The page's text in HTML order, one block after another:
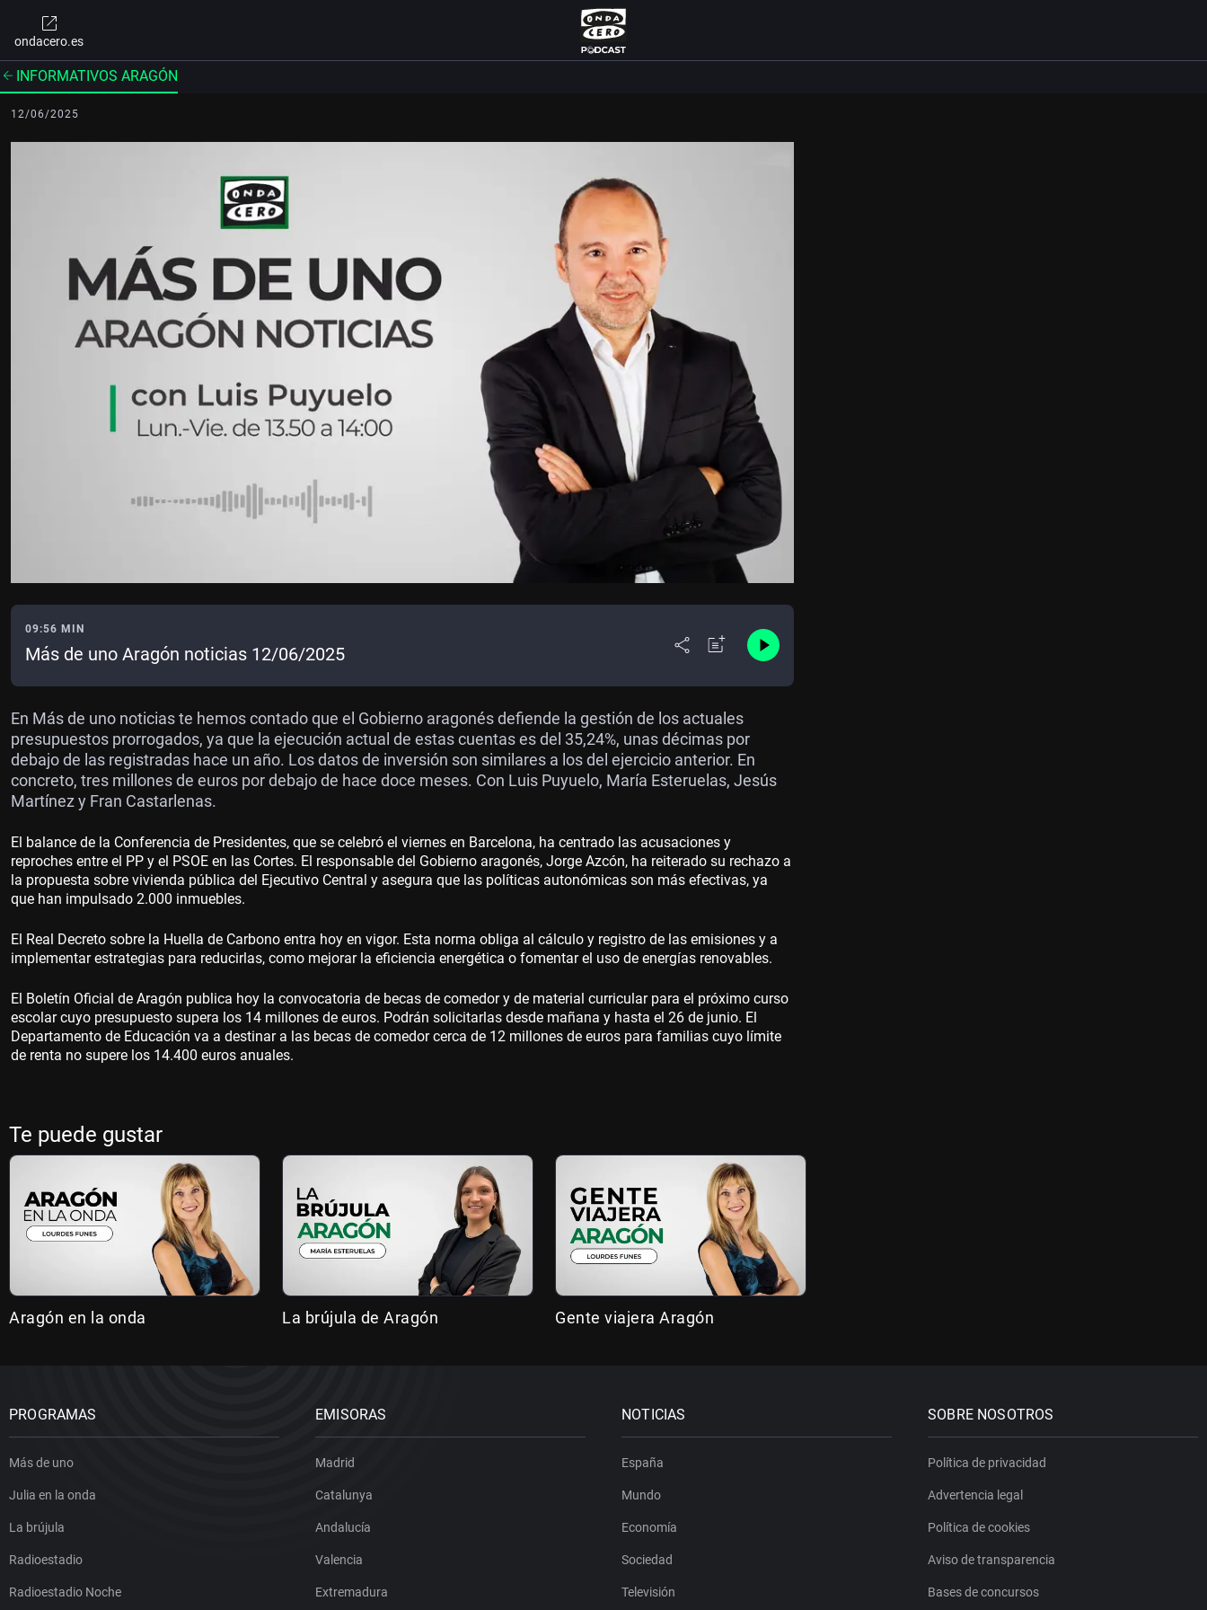
ondacero.es
INFORMATIVOS ARAGÓN
12/06/2025
09:56 MIN
Más de uno Aragón noticias 12/06/2025
En Más de uno noticias te hemos contado que el Gobierno aragonés defiende la gestión de los actuales
presupuestos prorrogados, ya que la ejecución actual de estas cuentas es del 35,24%, unas décimas por
debajo de las registradas hace un año. Los datos de inversión son similares a los del ejercicio anterior. En
concreto, tres millones de euros por debajo de hace doce meses. Con Luis Puyuelo, María Esteruelas, Jesús
Martínez y Fran Castarlenas.
El balance de la Conferencia de Presidentes, que se celebró el viernes en Barcelona, ha centrado las acusaciones y
reproches entre el PP y el PSOE en las Cortes. El responsable del Gobierno aragonés, Jorge Azcón, ha reiterado su rechazo a
la propuesta sobre vivienda pública del Ejecutivo Central y asegura que las políticas autonómicas son más efectivas, ya
que han impulsado 2.000 inmuebles.
El Real Decreto sobre la Huella de Carbono entra hoy en vigor. Esta norma obliga al cálculo y registro de las emisiones y a
implementar estrategias para reducirlas, como mejorar la eficiencia energética o fomentar el uso de energías renovables.
El Boletín Oficial de Aragón publica hoy la convocatoria de becas de comedor y de material curricular para el próximo curso
escolar cuyo presupuesto supera los 14 millones de euros. Podrán solicitarlas desde mañana y hasta el 26 de junio. El
Departamento de Educación va a destinar a las becas de comedor cerca de 12 millones de euros para familias cuyo límite
de renta no supere los 14.400 euros anuales.
Te puede gustar
Aragón en la onda La brújula de Aragón Gente viajera Aragón
PROGRAMAS
Más de uno
Julia en la onda
La brújula
Radioestadio
Radioestadio Noche
EMISORAS
Madrid
Catalunya
Andalucía
Valencia
Extremadura
NOTICIAS
España
Mundo
Economía
Sociedad
Televisión
SOBRE NOSOTROS
Política de privacidad
Advertencia legal
Política de cookies
Aviso de transparencia
Bases de concursos